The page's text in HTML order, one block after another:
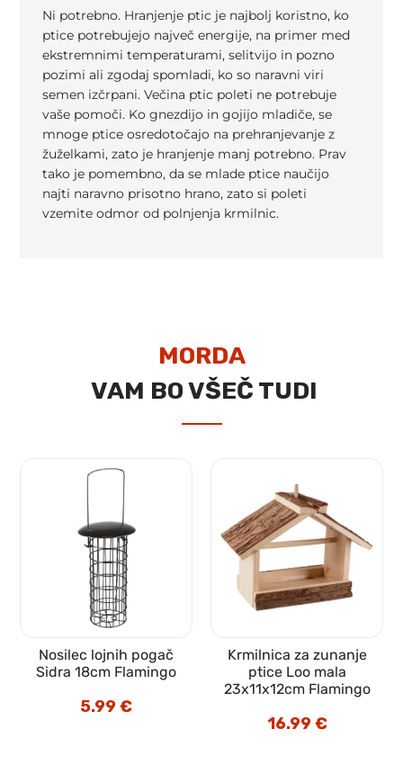
Ni potrebno. Hranjenje ptic je najbolj koristno, ko
ptice potrebujejo največ energije, na primer med
ekstremnimi temperaturami, selitvijo in pozno
pozimi ali zgodaj spomladi, ko so naravni viri
semen izčrpani. Večina ptic poleti ne potrebuje
vaše pomoči. Ko gnezdijo in gojijo mladiče, se
mnoge ptice osredotočajo na prehranjevanje z
žuželkami, zato je hranjenje manj potrebno. Prav
tako je pomembno, da se mlade ptice naučijo
najti naravno prisotno hrano, zato si poleti
vzemite odmor od polnjenja krmilnic.
MORDA
VAM BO VŠEČ TUDI
Nosilec lojnih pogač
Sidra 18cm Flamingo
5.99€
Krmilnica za zunanje
ptice Loo mala
23x11x12cm Flamingo
16.99€